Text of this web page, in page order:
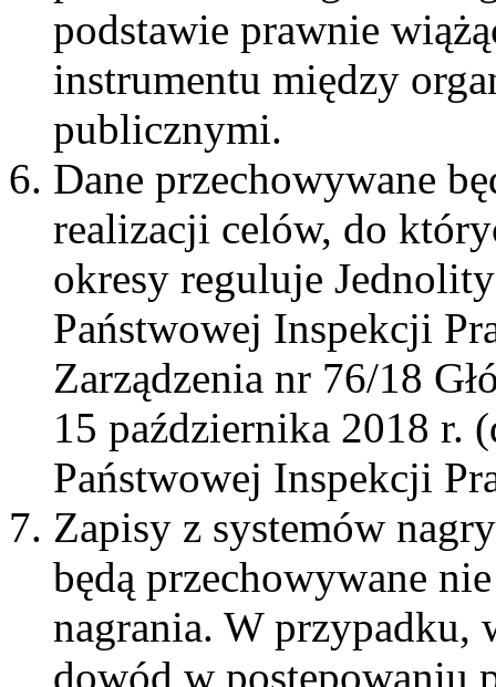
podstawie prawnie
instrumentu między
publicznymi.
Dane przechowywane
realizacji celów, do
okresy reguluje
Państwowej Inspekcji
Zarządzenia nr 76/18
15 października 2018 r.
Państwowej Inspekcji
Zapisy z systemów
będą przechowywane
nagrania. W przypadku,
dowód w postępowaniu